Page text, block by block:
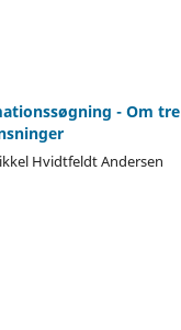
- Om
Hvidtfeldt Andersen